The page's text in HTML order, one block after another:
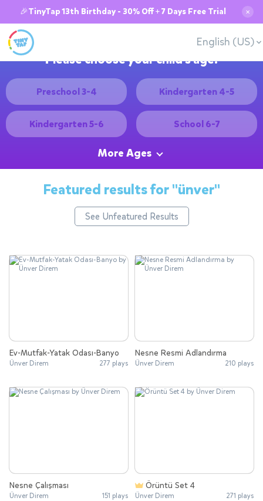
🎉TinyTap 13th Birthday - 30% Off + 7 Days Free Trial ✕
English (US)
Please choose your child's age:
Preschool 3-4 Kindergarten 4-5
Kindergarten 5-6 School 6-7
More Ages
Featured results for"ünver"
See Unfeatured Results
Ev-Mutfak-Yatak Odası-Banyo
Ünver Direm 277 plays
Nesne Resmi Adlandırma
Ünver Direm 210 plays
Nesne Çalışması
Ünver Direm 151 plays
Örüntü Set 4
Ünver Direm 271 plays